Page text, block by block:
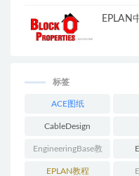
EPLAN
标签
ACE图纸
CableDesign
EngineeringBase教
程
EPLAN教程